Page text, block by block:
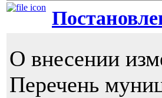
О внесении
Перечень